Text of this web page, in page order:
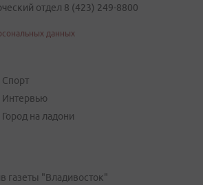
отдел 8 (423) 249-8800
данных
Спорт
Интервью
Город на ладони
газеты "Владивосток"